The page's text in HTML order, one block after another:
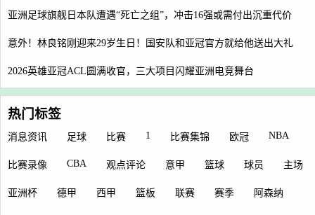
亚洲足球旗舰日本队遭遇“死亡之组”，冲击16强或需付出沉重代价
意外！林良铭刚迎来29岁生日！国安队和亚冠官方就给他送出大礼
2026英雄亚冠ACL圆满收官，三大项目闪耀亚洲电竞舞台
热门标签
消息资讯 足球 比赛 1 比赛集锦 欧冠 NBA
比赛录像 CBA 观点评论 意甲 篮球 球员 主场
亚洲杯 德甲 西甲 篮板 联赛 赛季 阿森纳